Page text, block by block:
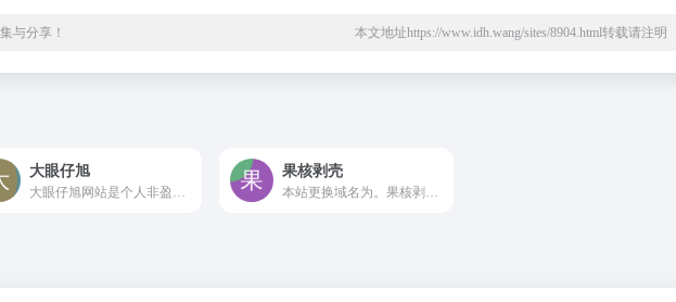
与分享！ 本文地址https://www.idh.wang/sites/8904.html转载请注明
大眼仔旭 果核剥壳